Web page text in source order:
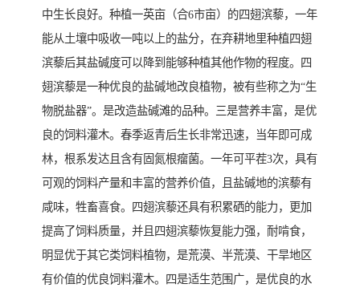
中生长良好。种植一英亩（合6市亩）的四翅滨藜，一年
能从土壤中吸收一吨以上的盐分，在弃耕地里种植四翅
滨藜后其盐碱度可以降到能够种植其他作物的程度。四
翅滨藜是一种优良的盐碱地改良植物，被有些称之为“生
物脱盐器”。是改造盐碱滩的品种。三是营养丰富，是优
良的饲料灌木。春季返青后生长非常迅速，当年即可成
林，根系发达且含有固氮根瘤菌。一年可平茬3次，具有
可观的饲料产量和丰富的营养价值，且盐碱地的滨藜有
咸味，牲畜喜食。四翅滨藜还具有积累硒的能力，更加
提高了饲料质量，并且四翅滨藜恢复能力强，耐啃食，
明显优于其它类饲料植物，是荒漠、半荒漠、干旱地区
有价值的优良饲料灌木。四是适生范围广，是优良的水